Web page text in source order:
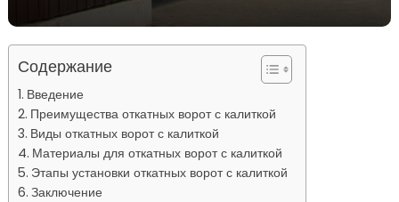
Содержание
Введение
Преимущества откатных ворот с калиткой
Виды откатных ворот с калиткой
Материалы для откатных ворот с калиткой
Этапы установки откатных ворот с калиткой
Заключение